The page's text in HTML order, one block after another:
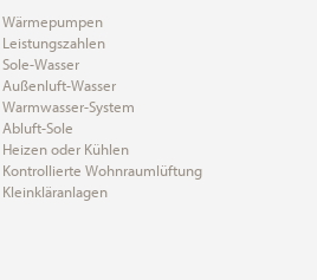
Wärmepumpen
Leistungszahlen
Sole-Wasser
Außenluft-Wasser
Warmwasser-System
Abluft-Sole
Heizen oder Kühlen
Kontrollierte Wohnraumlüftung
Kleinkläranlagen